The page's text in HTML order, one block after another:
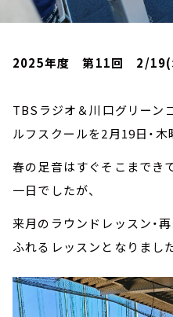
2025年度 第11回 2/19(
TBSラジオ＆川口グリーン
ルフスクールを2月19日・木
春の足音はすぐそこまでき
一日でしたが、
来月のラウンドレッスン・
ふれるレッスンとなりました